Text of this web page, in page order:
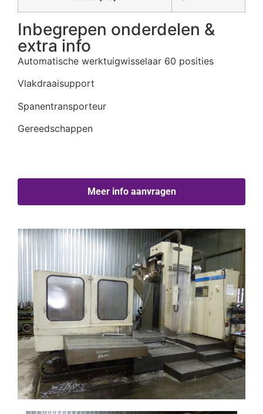
Inbegrepen onderdelen &
extra info
Automatische werktuigwisselaar 60 posities
Vlakdraaisupport
Spanentransporteur
Gereedschappen
Meer info aanvragen